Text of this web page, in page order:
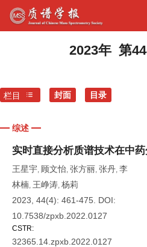
2023年 第
栏目 封面 目录
综述
实时直接分析质谱技术在中
王星宇, 顾文怡, 张方丽, 张丹, 李
林楠, 王峥涛, 杨莉
2023, 44(4): 461-475.
DOI:
10.7538/zpxb.2022.0127
CSTR:
32365.14.zpxb.2022.0127